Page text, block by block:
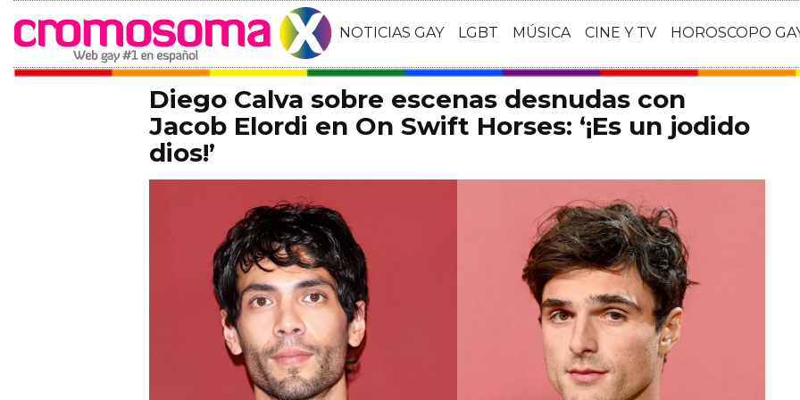
NOTICIAS GAY LGBT MÚSICA CINE Y TV HOROSCOPO
Diego Calva sobre escenas desnudas con
Jacob Elordi en On Swift Horses: ‘¡Es un jodido
dios!’